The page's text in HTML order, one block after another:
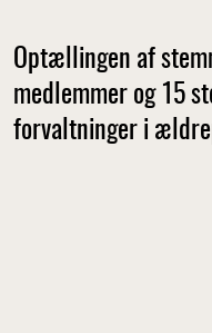
Optællingen af
medlemmer og 15
forvaltninger i